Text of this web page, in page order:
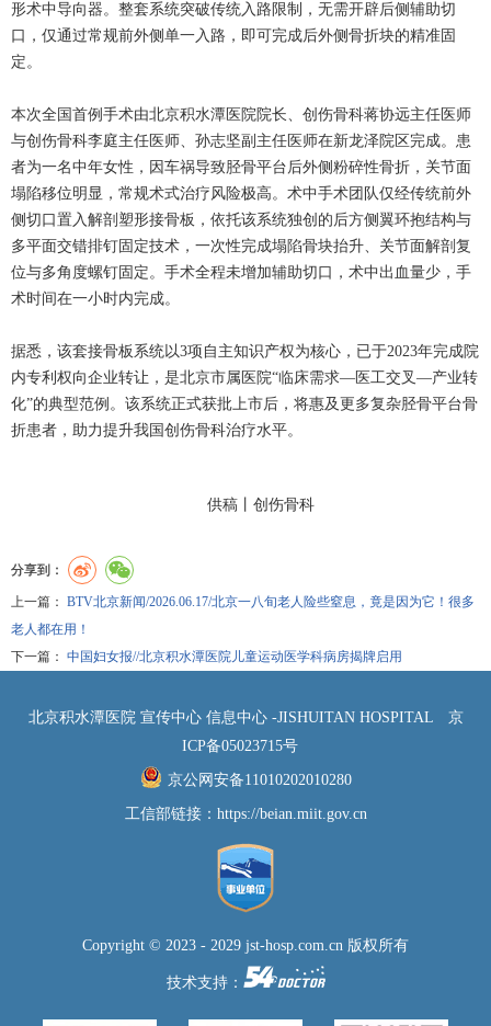
形术中导向器。整套系统突破传统入路限制，无需开辟后侧辅助切
口，仅通过常规前外侧单一入路，即可完成后外侧骨折块的精准固
定。
本次全国首例手术由北京积水潭医院院长、 创伤骨科蒋协远主任医师
与创伤骨科李庭主任医师、 孙志坚副主任医师在新龙泽院区完成。患
者为一名中年女性，因车祸导致胫骨平台后外侧粉碎性骨折，关节面
塌陷移位明显，常规术式治疗风险极高。术中手术团队仅经传统前外
侧切口置入解剖塑形接骨板，依托该系统独创的后方侧翼环抱结构与
多平面交错排钉固定技术，一次性完成塌陷骨块抬升、关节面解剖复
位与多角度螺钉固定。手术全程未增加辅助切口，术中出血量少，手
术时间在一小时内完成。
据悉，该套接骨板系统以3项自主知识产权为核心，已于2023年完成院
内专利权向企业转让，是北京市属医院“临床需求—医工交叉—产业转
化”的典型范例。该系统正式获批上市后，将惠及更多复杂胫骨平台骨
折患者，助力提升我国 创伤骨科治疗水平。
供稿丨 创伤骨科
分享到：
上一篇： BTV北京新闻/2026.06.17/北京一八旬老人险些窒息，竟是因为它！很多
老人都在用！
下一篇： 中国妇女报//北京积水潭医院儿童运动医学科病房揭牌启用
北京积水潭医院 宣传中心 信息中心 -JISHUITAN HOSPITAL
京
ICP备05023715号
京公网安备11010202010280
工信部链接： https://beian.miit.gov.cn
Copyright © 2023 - 2029 jst-hosp.com.cn 版权所有
技术支持：